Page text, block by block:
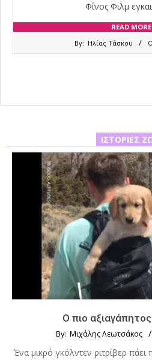
Φίνος Φιλμ
READ
By: Ηλίας Τάσκου
ΙΣΤΟΡΊΕΣ
Ο πιο
By: Μιχάλης Λεωτσάκος
Ένα μικρό γκόλντεν ριτρίβερ